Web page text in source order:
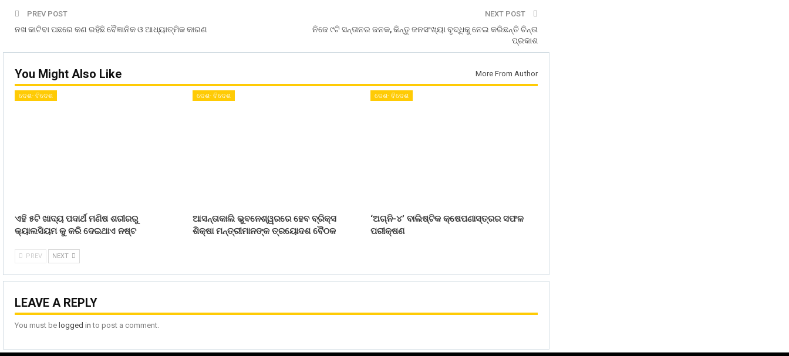
PREV POST
ନଖ କାଟିବା ପଛରେ କଣ ରହିଛି ବୈଜ୍ଞାନିକ ଓ ଆଧ୍ୟାତ୍ମିକ କାରଣ
NEXT POST
ନିଜେ ୯ଟି ସନ୍ତାନର ଜନକ, କିନ୍ତୁ ଜନସଂଖ୍ୟା ବୃଦ୍ଧିକୁ ନେଇ କରିଛନ୍ତି ଚିନ୍ତା
ପ୍ରକାଶ
You Might Also Like More From Author
ଦେଶ- ବିଦେଶ
ଏହି ୫ଟି ଖାଦ୍ୟ ପଦାର୍ଥ ମଣିଷ ଶରୀରରୁ
କ୍ୟାଲସିୟମ କୁ କରି ଦେଇଥାଏ ନଷ୍ଟ
ଦେଶ- ବିଦେଶ
ଆସନ୍ତାକାଲି ଭୁବନେଶ୍ୱରରେ ହେବ ବ୍ରିକ୍ସ
ଶିକ୍ଷା ମନ୍ତ୍ରୀମାନଙ୍କ ତ୍ରୟୋଦଶ ବୈଠକ
ଦେଶ- ବିଦେଶ
‘ଅଗ୍ନି-୪’ ବାଲିଷ୍ଟିକ କ୍ଷେପଣାସ୍ତ୍ରର ସଫଳ
ପରୀକ୍ଷଣ
PREV NEXT
LEAVE A REPLY
You must be logged in to post a comment.